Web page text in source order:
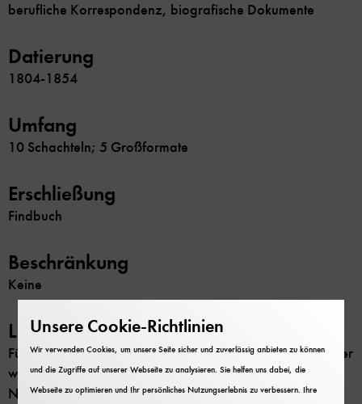
berufliche Korrespondenz, biografische Dokumente
Datierung
1804-1854
Umfang
10 Schachteln; 5 Großformate
Erschließung
Findbuch
Beschränkung
Keine
Literatur
Füchtbauer, Heinrich von: Georg Simon Ohm. Ein Forscher
wächst aus seiner Väter Art. 2. Aufl., Bonn 1947
Nürmberger, Bernd (Hrsg.): Georg Simon Ohm.
Unsere Cookie-Richtlinien
Wir verwenden Cookies, um unsere Seite sicher und zuverlässig anbieten zu können
und die Zugriffe auf unserer Webseite zu analysieren. Sie helfen uns dabei, die
Webseite zu optimieren und Ihr persönliches Nutzungserlebnis zu verbessern. Ihre